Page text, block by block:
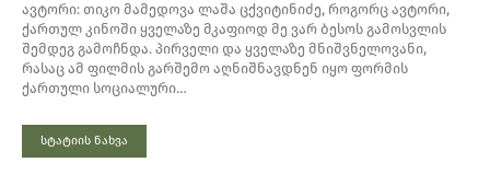
ავტორი: თიკო მამედოვა ლაშა ცქვიტინიძე, როგორც ავტორი,
ქართულ კინოში ყველაზე მკაფიოდ მე ვარ ბესოს გამოსვლის
შემდეგ გამოჩნდა. პირველი და ყველაზე მნიშვნელოვანი,
რასაც ამ ფილმის გარშემო აღნიშნავდნენ იყო ფორმის
ქართული სოციალური…
სტატიის ნახვა